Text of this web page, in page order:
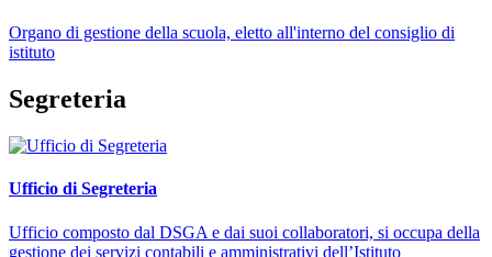
Organo di gestione della scuola, eletto all'interno del consiglio di
istituto
Segreteria
Ufficio di Segreteria
Ufficio composto dal DSGA e dai suoi collaboratori, si occupa della
gestione dei servizi contabili e amministrativi dell’Istituto